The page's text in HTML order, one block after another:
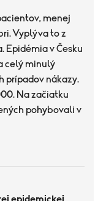
menej
Vyplýva to z
Epidémia v Česku
celý minulý
prípadov nákazy.
Na začiatku
pohybovali v
epidemickej